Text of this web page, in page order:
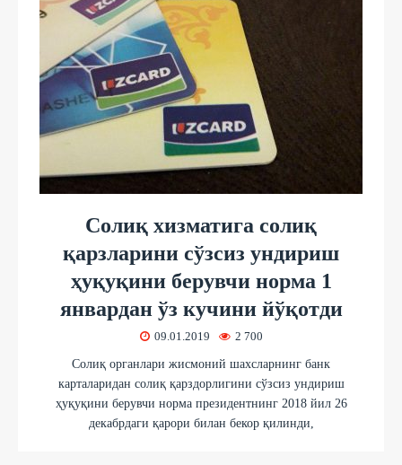
Солиқ хизматига солиқ
қарзларини сўзсиз ундириш
ҳуқуқини берувчи норма 1
январдан ўз кучини йўқотди
09.01.2019 2 700
Солиқ органлари жисмоний шахсларнинг банк
карталаридан солиқ қарздорлигини сўзсиз ундириш
ҳуқуқини берувчи норма президентнинг 2018 йил 26
декабрдаги қарори билан бекор қилинди,